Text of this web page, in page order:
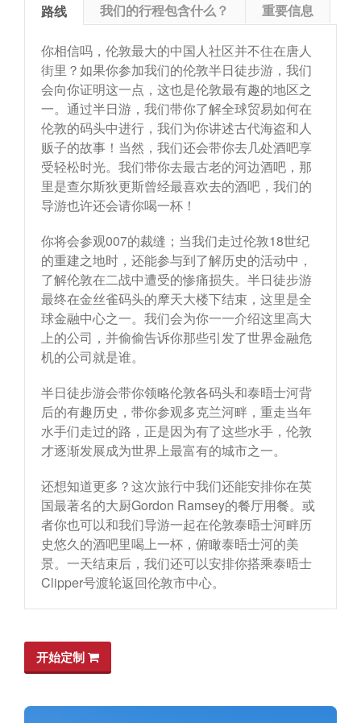
路线 我们的行程包含什么？ 重要信息
你相信吗，伦敦最大的中国人社区并不住在唐人
街里？如果你参加我们的伦敦半日徒步游，我们
会向你证明这一点，这也是伦敦最有趣的地区之
一。通过半日游，我们带你了解全球贸易如何在
伦敦的码头中进行，我们为你讲述古代海盗和人
贩子的故事！当然，我们还会带你去几处酒吧享
受轻松时光。我们带你去最古老的河边酒吧，那
里是查尔斯狄更斯曾经最喜欢去的酒吧，我们的
导游也许还会请你喝一杯！
你将会参观007的裁缝；当我们走过伦敦18世纪
的重建之地时，还能参与到了解历史的活动中，
了解伦敦在二战中遭受的惨痛损失。半日徒步游
最终在金丝雀码头的摩天大楼下结束，这里是全
球金融中心之一。我们会为你一一介绍这里高大
上的公司，并偷偷告诉你那些引发了世界金融危
机的公司就是谁。
半日徒步游会带你领略伦敦各码头和泰晤士河背
后的有趣历史，带你参观多克兰河畔，重走当年
水手们走过的路，正是因为有了这些水手，伦敦
才逐渐发展成为世界上最富有的城市之一。
还想知道更多？这次旅行中我们还能安排你在英
国最著名的大厨Gordon Ramsey的餐厅用餐。或
者你也可以和我们导游一起在伦敦泰晤士河畔历
史悠久的酒吧里喝上一杯，俯瞰泰晤士河的美
景。一天结束后，我们还可以安排你搭乘泰晤士
Clipper号渡轮返回伦敦市中心。
开始定制